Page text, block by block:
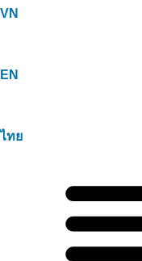
VN
EN
ไทย